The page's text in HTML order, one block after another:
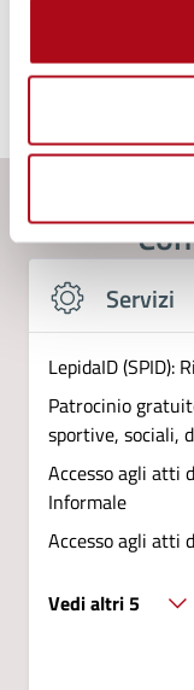
Ultimo
Servizi
LepidaID (SPID):
Patrocinio
sportive, sociali,
Accesso agli atti
Informale
Accesso agli atti
Vedi altri 5